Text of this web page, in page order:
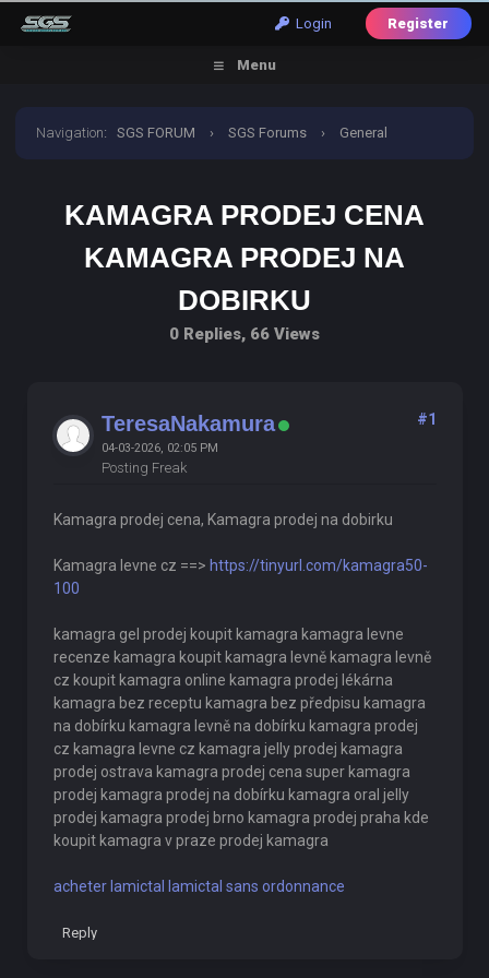
Login Register
Menu
Navigation:SGS FORUM › SGS Forums › General
KAMAGRA PRODEJ CENA
KAMAGRA PRODEJ NA
DOBIRKU
0 Replies, 66 Views
TeresaNakamura
04-03-2026, 02:05 PM
Posting Freak
#1
Kamagra prodej cena, Kamagra prodej na dobirku
Kamagra levne cz ==> https://tinyurl.com/kamagra50-
100
kamagra gel prodej koupit kamagra kamagra levne
recenze kamagra koupit kamagra levně kamagra levně
cz koupit kamagra online kamagra prodej lékárna
kamagra bez receptu kamagra bez předpisu kamagra
na dobírku kamagra levně na dobírku kamagra prodej
cz kamagra levne cz kamagra jelly prodej kamagra
prodej ostrava kamagra prodej cena super kamagra
prodej kamagra prodej na dobírku kamagra oral jelly
prodej kamagra prodej brno kamagra prodej praha kde
koupit kamagra v praze prodej kamagra
acheter lamictal lamictal sans ordonnance
Reply